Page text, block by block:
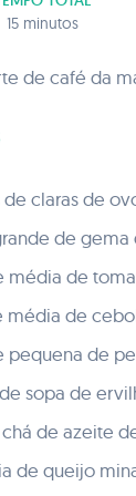
15 minutos
de café da
claras de
de gema
média de
média de
pequena de
sopa de
de azeite
de queijo